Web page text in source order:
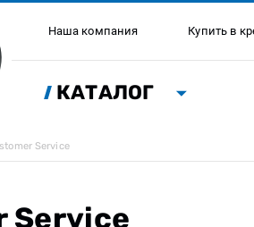
Наша компания Купить в
КАТАЛОГ
Service
Service